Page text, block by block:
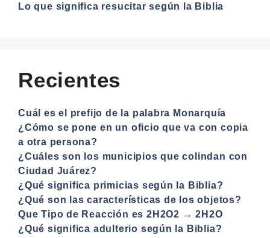
Lo que significa resucitar según la Biblia
Recientes
Cuál es el prefijo de la palabra Monarquía
¿Cómo se pone en un oficio que va con copia
a otra persona?
¿Cuáles son los municipios que colindan con
Ciudad Juárez?
¿Qué significa primicias según la Biblia?
¿Qué son las características de los objetos?
Que Tipo de Reacción es 2H2O2 → 2H2O
¿Qué significa adulterio según la Biblia?